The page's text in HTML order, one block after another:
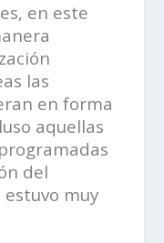
en este
las
en forma
aquellas
del
muy